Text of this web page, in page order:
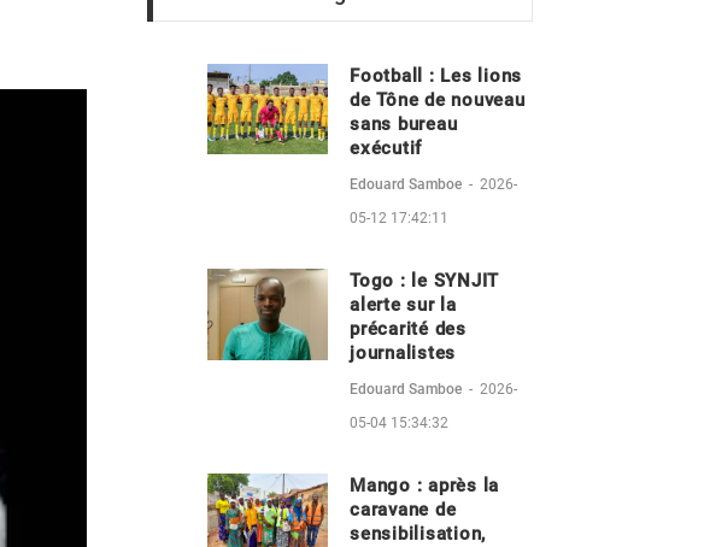
Football : Les lions
de Tône de nouveau
sans bureau
exécutif
Edouard Samboe - 2026-
05-12 17:42:11
Togo : le SYNJIT
alerte sur la
précarité des
journalistes
Edouard Samboe - 2026-
05-04 15:34:32
Mango : après la
caravane de
sensibilisation,